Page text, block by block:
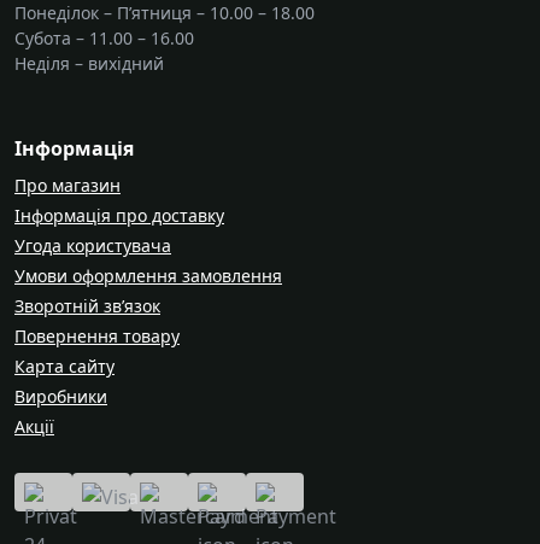
Понеділок – П’ятниця – 10.00 – 18.00
Субота – 11.00 – 16.00
Неділя – вихідний
Інформація
Про магазин
Інформація про доставку
Угода користувача
Умови оформлення замовлення
Зворотній зв’язок
Повернення товару
Карта сайту
Виробники
Акції